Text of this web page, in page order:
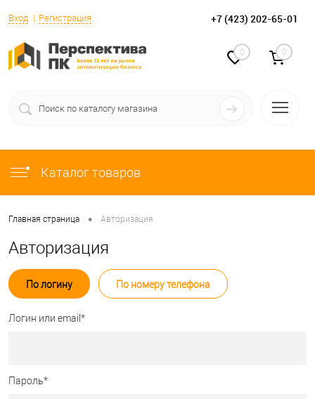
Вход Регистрация +7 (423) 202-65-01
0 0
Каталог товаров
Главная страница • Авторизация
Авторизация
По логину По номеру телефона
Логин или email*
Пароль*